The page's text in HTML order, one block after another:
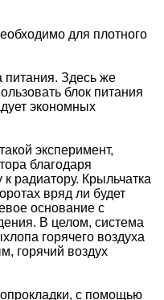
для плотного
питания. Здесь же
блок питания
экономных
эксперимент,
благодаря
радиатору. Крыльчатка
вряд ли будет
основание с
В целом, система
горячего воздуха
горячий воздух
с помощью